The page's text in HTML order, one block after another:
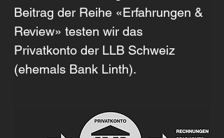
Beitrag der Reihe «Erfahrungen &
Review» testen wir das
Privatkonto der LLB Schweiz
(ehemals Bank Linth).